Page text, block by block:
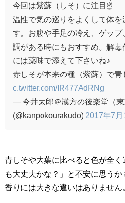
今回は紫蘇（しそ）に注目☝
温性で気の巡りをよくして体を
す。お腹や手足の冷え、ゲップ
調がある時にもおすすめ。解毒
には薬味で添えて下さいね♪
赤しそが本来の種（紫蘇）で青
c.twitter.com/IR477AdRNg
— 今井太郎＠漢方の後楽堂（東
(@kanpokourakudo) 2017年7月
青しそや大葉に比べると色が全く
も大丈夫かな？」と不安に思う
香りには大きな違いはありません